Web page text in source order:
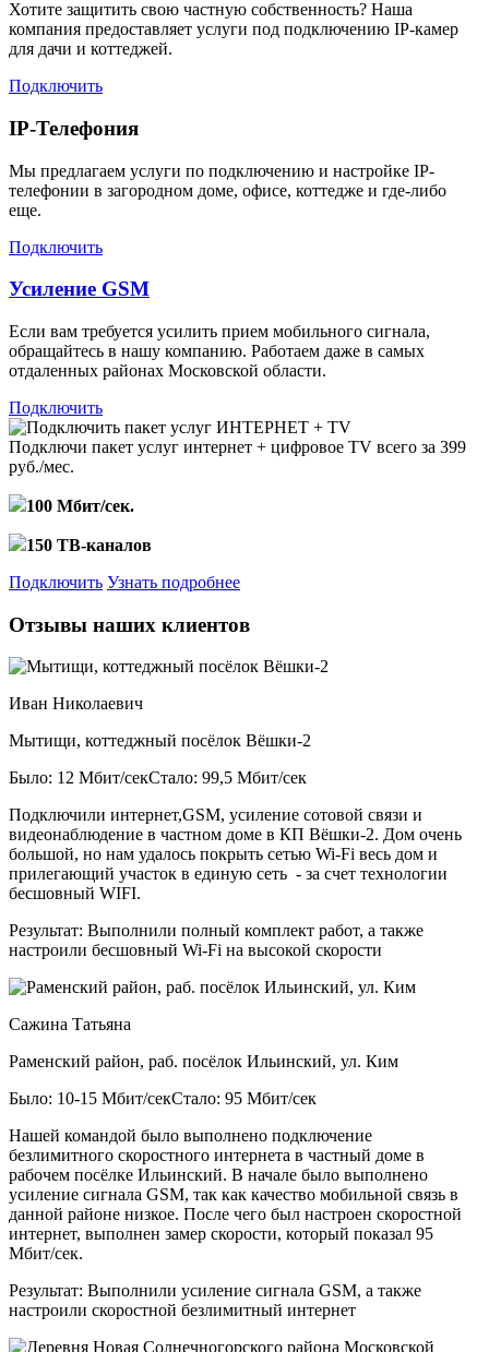
Хотите защитить свою частную собственность? Наша
компания предоставляет услуги под подключению IP-камер
для дачи и коттеджей.
Подключить
IP-Телефония
Мы предлагаем услуги по подключению и настройке IP-
телефонии в загородном доме, офисе, коттедже и где-либо
еще.
Подключить
Усиление GSM
Если вам требуется усилить прием мобильного сигнала,
обращайтесь в нашу компанию. Работаем даже в самых
отдаленных районах Московской области.
Подключить
Подключи пакет услуг интернет + цифровое TV всего за 399
руб./мес.
100 Мбит/сек.
150 ТВ-каналов
Подключить Узнать подробнее
Отзывы наших клиентов
Иван Николаевич
Мытищи, коттеджный посёлок Вёшки-2
Было: 12 Мбит/секСтало: 99,5 Мбит/сек
Подключили интернет,GSM, усиление сотовой связи и
видеонаблюдение в частном доме в КП Вёшки-2. Дом очень
большой, но нам удалось покрыть сетью Wi-Fi весь дом и
прилегающий участок в единую сеть - за счет технологии
бесшовный WIFI.
Результат: Выполнили полный комплект работ, а также
настроили бесшовный Wi-Fi на высокой скорости
Сажина Татьяна
Раменский район, раб. посёлок Ильинский, ул. Ким
Было: 10-15 Мбит/секСтало: 95 Мбит/сек
Нашей командой было выполнено подключение
безлимитного скоростного интернета в частный доме в
рабочем посёлке Ильинский. В начале было выполнено
усиление сигнала GSM, так как качество мобильной связь в
данной районе низкое. После чего был настроен скоростной
интернет, выполнен замер скорости, который показал 95
Мбит/сек.
Результат: Выполнили усиление сигнала GSM, а также
настроили скоростной безлимитный интернет